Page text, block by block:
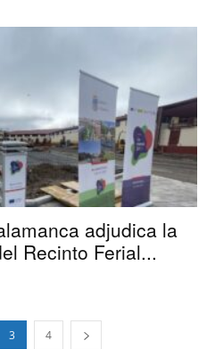
adjudica la
Recinto Ferial...
3 4